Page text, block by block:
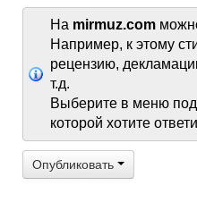
На mirmuz.com
Например, к этому
рецензию,
т.д.
Выберите в меню
которой хотите
Опубликовать